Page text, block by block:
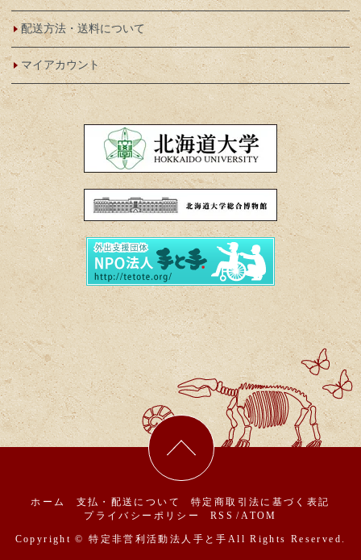
配送方法・送料について
マイアカウント
ホーム 支払・配送について
特定商取引法に基づく表記
プライバシーポリシー
RSS /ATOM
Copyright © 特定非営利活動法人手と手 All Rights Reserved.